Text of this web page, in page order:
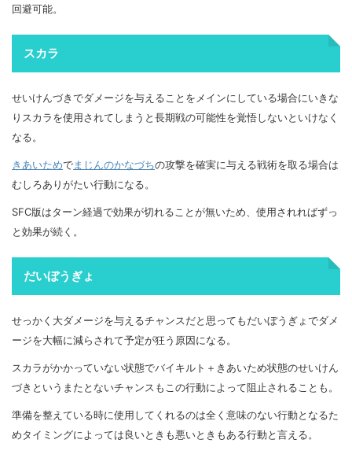
回避可能。
スカラ
せいけんづきでダメージを与えることをメインにしている場合にいきな
りスカラを使用されてしまうと長期戦の可能性を覚悟しないといけなく
なる。
きあいためでまじんのかなづちの攻撃を確実に与える戦術を取る場合は
むしろありがたい行動になる。
SFC版はターン経過で効果が切れることが無いため、使用されればずっ
と効果が続く。
だいぼうぎょ
せっかく大ダメージを与えるチャンスだと思ってもだいぼうぎょでダメ
ージを大幅に減らされて予定が狂う原因になる。
スカラがかかっていない状態でバイキルト＋きあいため状態のせいけん
づきというまたとないチャンスもこの行動によって阻止されることも。
準備を整えている時に使用してくれるのは全く意味のない行動となるた
めタイミングによっては良いときも悪いときもある行動と言える。